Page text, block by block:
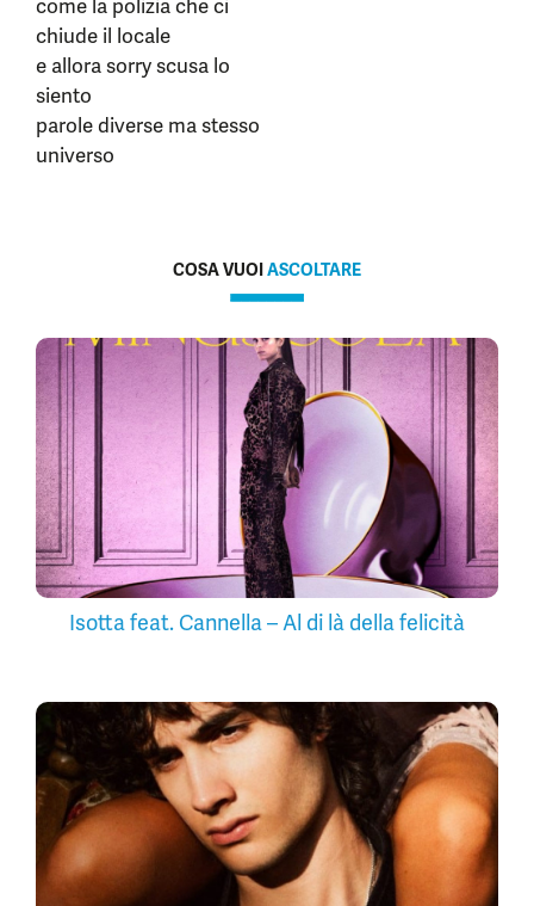
come la polizia che ci
chiude il locale
e allora sorry scusa lo
siento
parole diverse ma stesso
universo
COSA VUOIASCOLTARE
Isotta feat. Cannella – Al di là della felicità